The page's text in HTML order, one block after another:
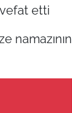
etti
namazının